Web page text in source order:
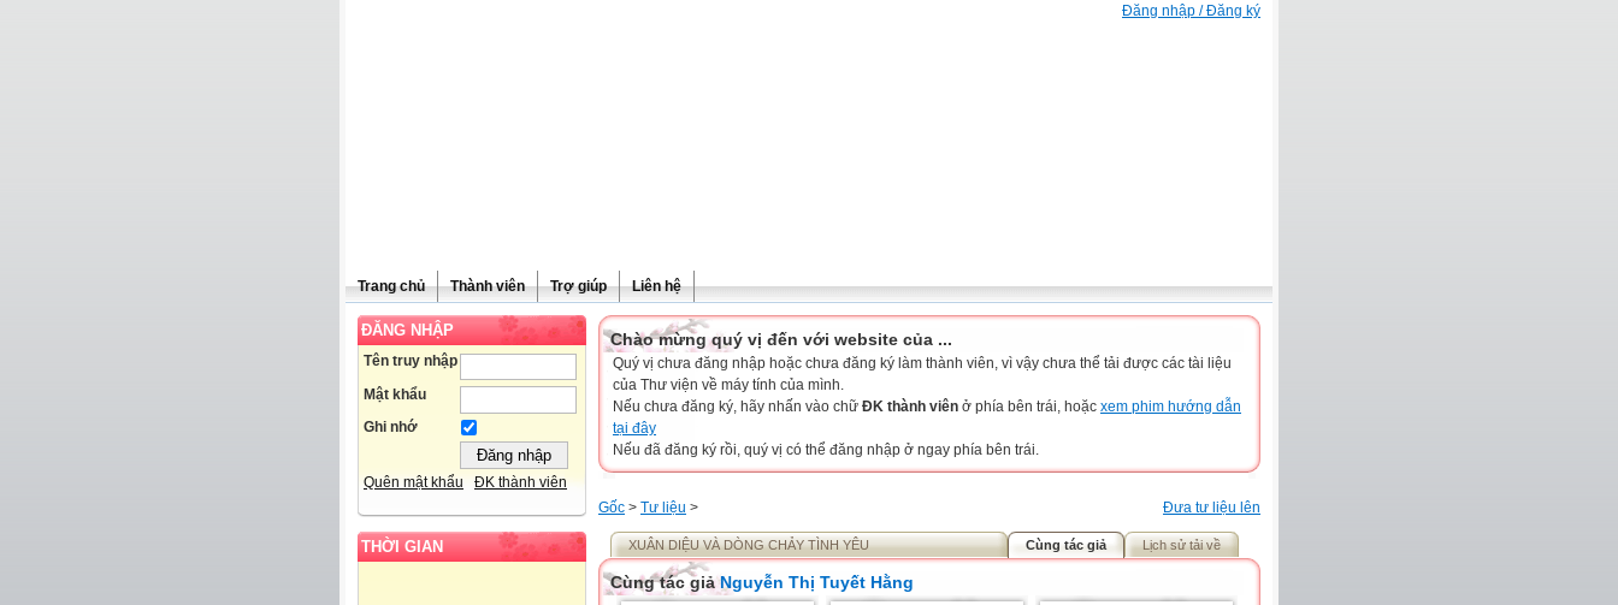
Đăng nhập / Đăng ký
Trang chủ Thành viên Trợ giúp Liên hệ
ĐĂNG NHẬP
Tên truy nhập
Mật khẩu
Ghi nhớ
Quên mật khẩu ĐK thành viên
THỜI GIAN
Chào mừng quý vị đến với website của ...
Quý vị chưa đăng nhập hoặc chưa đăng ký làm thành viên, vì vậy chưa thể tải được các tài liệu
của Thư viện về máy tính của mình.
Nếu chưa đăng ký, hãy nhấn vào chữ ĐK thành viên ở phía bên trái, hoặc xem phim hướng dẫn
tại đây
Nếu đã đăng ký rồi, quý vị có thể đăng nhập ở ngay phía bên trái.
Đưa tư liệu lên
Gốc > Tư liệu >
XUÂN DIỆU VÀ DÒNG CHẢY TÌNH YÊU Cùng tác giả Lịch sử tải về
Cùng tác giảNguyễn Thị Tuyết Hằng